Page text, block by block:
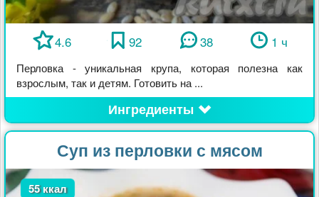
4.6 92 38 1 ч
Перловка - уникальная крупа, которая полезна как
взрослым, так и детям. Готовить на ...
Ингредиенты
Суп из перловки с мясом
55 ккал